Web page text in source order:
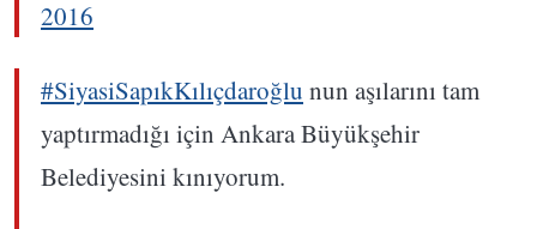
2016
#SiyasiSapıkKılıçdaroğlu nun aşılarını tam
yaptırmadığı için Ankara Büyükşehir
Belediyesini kınıyorum.